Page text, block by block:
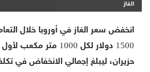
الغاز
انخفض سعر الغاز في أوروبا خلال
حزيران، ليبلغ إجمالي الانخفاض في